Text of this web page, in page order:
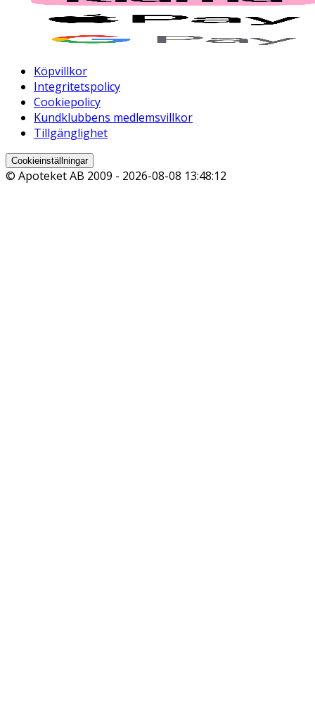
Köpvillkor
Integritetspolicy
Cookiepolicy
Kundklubbens medlemsvillkor
Tillgänglighet
Cookieinställningar
© Apoteket AB 2009 - 2026-08-08 13:48:12